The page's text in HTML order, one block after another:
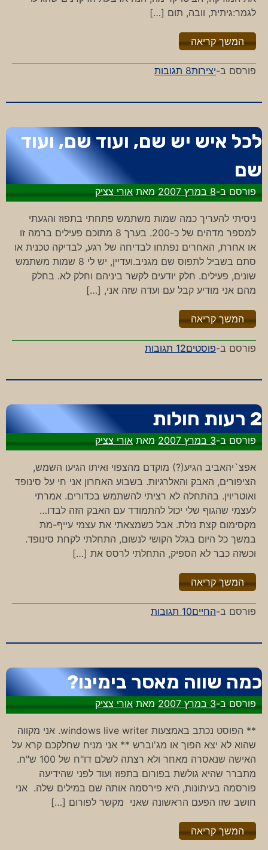
לגמר:גיתית, וובה, תום […]
המשך קריאה"%s"
פורסם ב-יצירות8 תגובות
על
לרקוד,
שהיה
צריך
לכל איש יש שם, ועוד שם, ועוד
שם
פורסם ב-8 במרץ 2007 מאתאורי צציק
ניסיתי להעריך כמה שמות משתמש פתחתי בתפוז והגעתי
למספר מדהים של כ-200. בערך 8 מתוכם פעילים ברמה זו
או אחרת, האחרים נפתחו לבדיחה של רגע, לבדיקה טכנית או
סתם בשביל לתפוס שם מגניב.ועדיין, יש לי 8 שמות משתמש
שונים, פעילים. חלק יודעים לקשר ביניהם וחלק לא. בחלק
מהם אני מודיע קבל עם ועדה שזה אני, […]
המשך קריאה"%s"
פורסם ב-פוסטים12 תגובות
על
איש
שם,
שם,
ועוד
שם
2 רעות חולות
פורסם ב-3 במרץ 2007 מאתאורי צציק
אפצ`יהאביב הגיע(?) מוקדם מהצפוי ואיתו הגיעו השמש,
הציפורים, האבק והאלרגיות. בשבוע האחרון אני חי על סינופד
ואוטריוין. בהתחלה לא רציתי להשתמש בכדורים. אמרתי
לעצמי שהגוף שלי יכול להתמודד עם האבק הזה לבדו…
מקסימום קצת נזלת. אבל כשמצאתי את עצמי עייף-מת
במשך כל היום בגלל הקושי לנשום, התחלתי לקחת סינופד.
וכשזה כבר לא הספיק, התחלתי לרסס את […]
המשך קריאה"%s"
פורסם ב-החיים10 תגובות
על
רעות
כמה שווה מאסר בימינו?
פורסם ב-3 במרץ 2007 מאתאורי צציק
** הפוסט נכתב באמצעות windows live writer. אני מקווה
שהוא לא יצא הפוך או מג'וברש ** אני מניח שחלקכם קרא על
האישה שנאסרה מאחר ולא רצתה לשלם דו"ח של 100 ש"ח.
מתברר שהיא גולשת בפורום בתפוז ועוד לפני שהידיעה
פורסמה בעיתונות, היא פירסמה אותה שם במילים שלה. אני
חושב שזו הפעם הראשונה שאני מקשר לפורום […]
המשך קריאה"%s"